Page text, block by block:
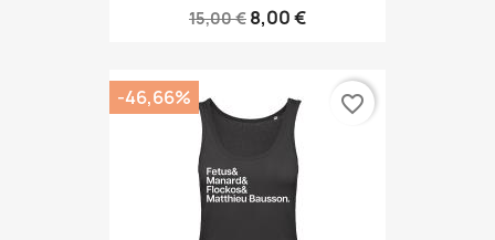
15,00 € 8,00 €
-46,66% favorite_border